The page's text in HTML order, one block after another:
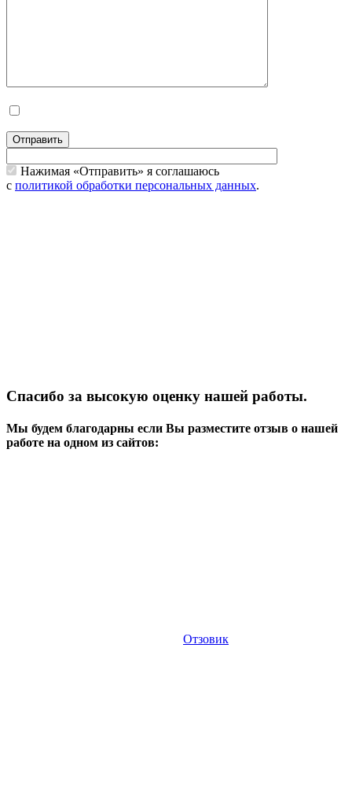
Отправить
Нажимая «Отправить» я соглашаюсь
с политикой обработки персональных данных.
Спасибо за высокую оценку нашей работы.
Мы будем благодарны если Вы разместите отзыв о нашей
работе на одном из сайтов:
Отзовик